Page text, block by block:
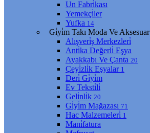
Un Fabri̇kası
Yemekçi̇ler
Yufka 14
Gi̇yi̇m Takı Moda Ve Aksesuar
Alışveri̇ş Merkezleri̇
Anti̇ka Değerli̇ Eşya
Ayakkabı Ve Çanta 20
Çeyi̇zli̇k Eşyalar 1
Deri̇ Gi̇yi̇m
Ev Teksti̇li̇
Geli̇nli̇k 20
Gi̇yi̇m Mağazası 71
Hac Malzemeleri̇ 1
Mani̇fatura